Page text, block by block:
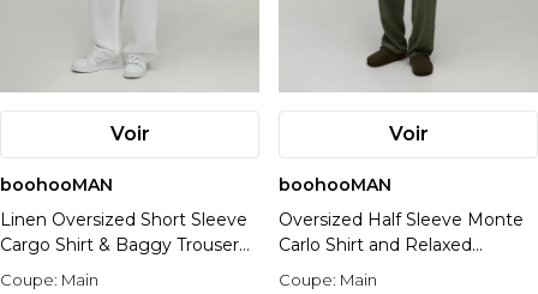
Voir
boohooMAN
Linen Oversized Short Sleeve
Cargo Shirt & Baggy Trouser
Set
Coupe: Main
Voir
boohooMAN
Oversized Half Sleeve Monte
Carlo Shirt and Relaxed
Trouser Set
Coupe: Main